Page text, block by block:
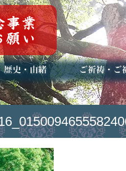
・ご祭神
行事
ィア掲載 ご祈祷・ご祈
安産祈願
初宮参り
七五三詣
長寿のお祝い
神前結婚式
厄祓い・方位
車のお祓い
地鎮祭
神葬祭（神式